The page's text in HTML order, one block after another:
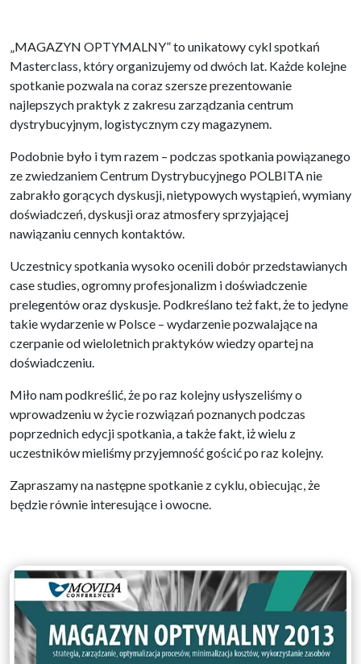
„MAGAZYN OPTYMALNY” to unikatowy cykl spotkań
Masterclass, który organizujemy od dwóch lat. Każde kolejne
spotkanie pozwala na coraz szersze prezentowanie
najlepszych praktyk z zakresu zarządzania centrum
dystrybucyjnym, logistycznym czy magazynem.
Podobnie było i tym razem – podczas spotkania powiązanego
ze zwiedzaniem Centrum Dystrybucyjnego POLBITA nie
zabrakło gorących dyskusji, nietypowych wystąpień, wymiany
doświadczeń, dyskusji oraz atmosfery sprzyjającej
nawiązaniu cennych kontaktów.
Uczestnicy spotkania wysoko ocenili dobór przedstawianych
case studies, ogromny profesjonalizm i doświadczenie
prelegentów oraz dyskusje. Podkreślano też fakt, że to jedyne
takie wydarzenie w Polsce – wydarzenie pozwalające na
czerpanie od wieloletnich praktyków wiedzy opartej na
doświadczeniu.
Miło nam podkreślić, że po raz kolejny usłyszeliśmy o
wprowadzeniu w życie rozwiązań poznanych podczas
poprzednich edycji spotkania, a także fakt, iż wielu z
uczestników mieliśmy przyjemność gościć po raz kolejny.
Zapraszamy na następne spotkanie z cyklu, obiecując, że
będzie równie interesujące i owocne.